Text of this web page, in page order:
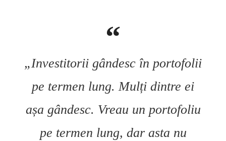
„Investitorii gândesc în portofolii
pe termen lung. Mulți dintre ei
așa gândesc. Vreau un portofoliu
pe termen lung, dar asta nu